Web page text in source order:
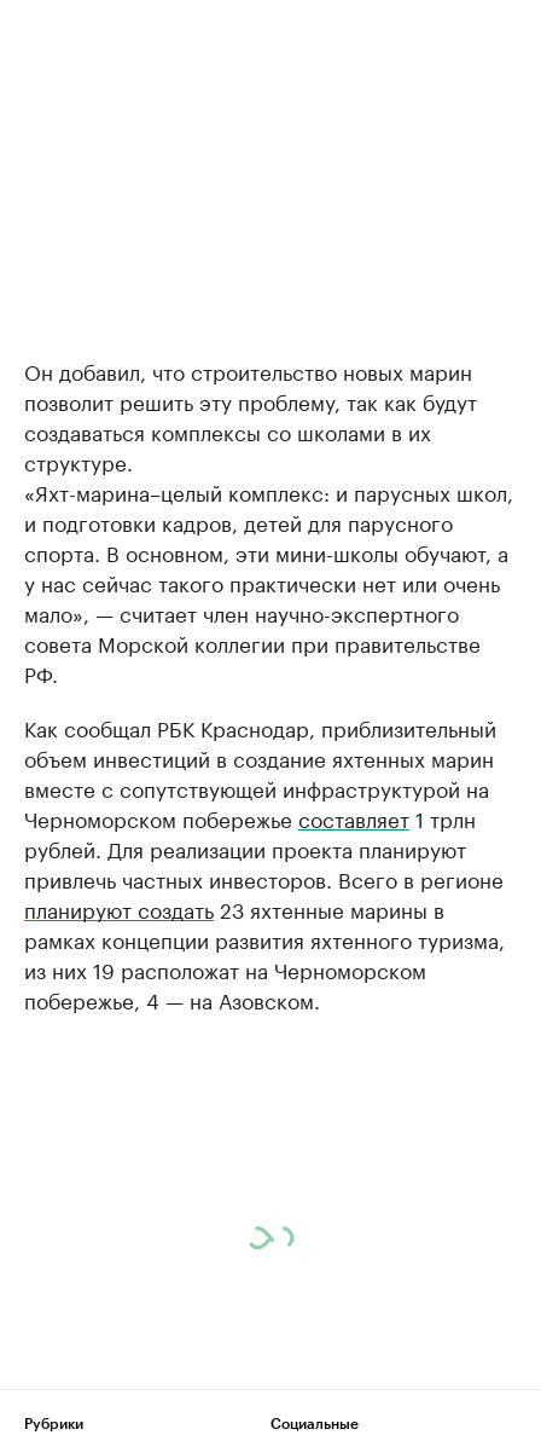
Он добавил, что строительство новых марин
позволит решить эту проблему, так как будут
создаваться комплексы со школами в их
структуре.
«Яхт-марина–целый комплекс: и парусных школ,
и подготовки кадров, детей для парусного
спорта. В основном, эти мини-школы обучают, а
у нас сейчас такого практически нет или очень
мало», — считает член научно-экспертного
совета Морской коллегии при правительстве
РФ.
Как сообщал РБК Краснодар, приблизительный
объем инвестиций в создание яхтенных марин
вместе с сопутствующей инфраструктурой на
Черноморском побережье составляет1 трлн
рублей. Для реализации проекта планируют
привлечь частных инвесторов. Всего в регионе
планируют создать 23 яхтенные марины в
рамках концепции развития яхтенного туризма,
из них 19 расположат на Черноморском
побережье, 4 — на Азовском.
Рубрики
Социальные